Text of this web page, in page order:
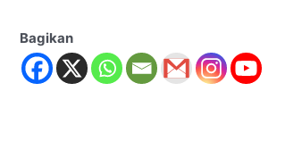
Bagikan